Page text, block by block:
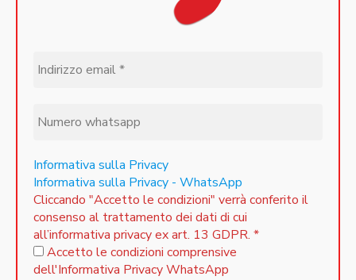
Informativa sulla Privacy
Informativa sulla Privacy - WhatsApp
Cliccando "Accetto le condizioni" verrà conferito il
consenso al trattamento dei dati di cui
all’informativa privacy ex art. 13 GDPR. *
Accetto le condizioni comprensive
dell'Informativa Privacy WhatsApp